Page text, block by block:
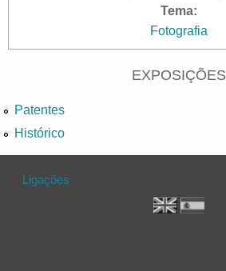
Tema:
Fotografia
EXPOSIÇÕES
Patentes
Histórico
Ligações